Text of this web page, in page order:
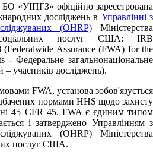
«УІПГЗ» офіційно зареєстрована
досліджень в Управлінні з
(OHRP) Міністерства
послуг США: IRB
Assurance (FWA) for the
- Федеральне загальнонаціональне
– учасників досліджень).
FWA, установа зобов'язується
нормами HHS щодо захисту
45 CFR 45. FWA є єдиним типом
і затверджено Управлінням з
(OHRP) Міністерства
послуг США.